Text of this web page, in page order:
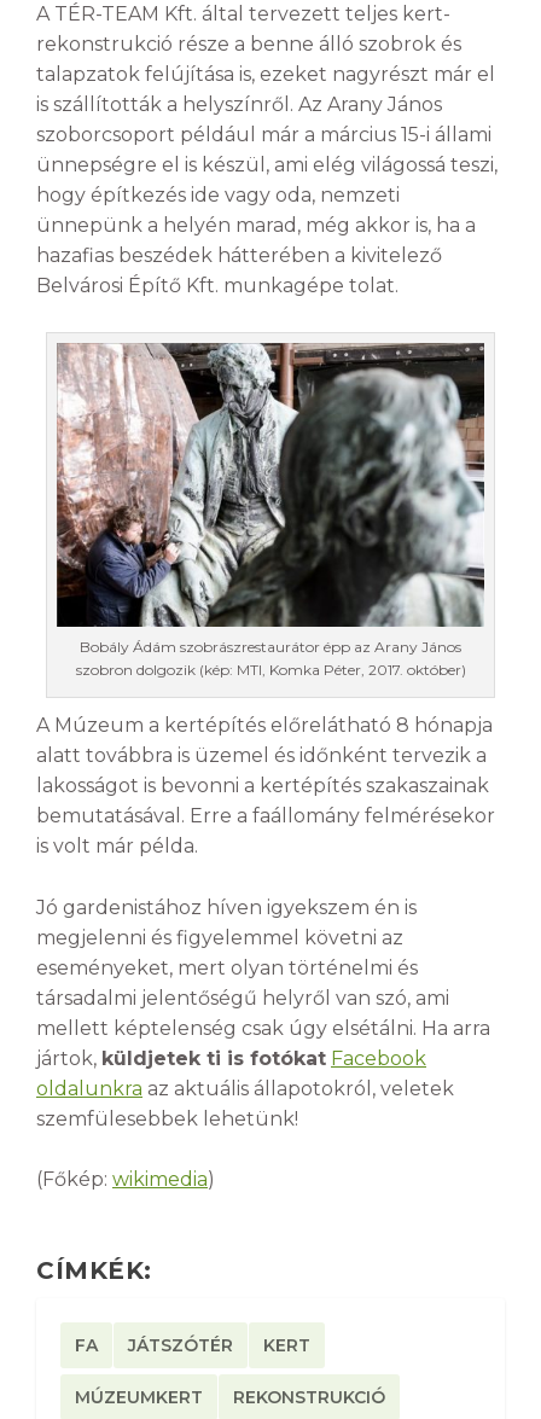
A TÉR-TEAM Kft. által tervezett teljes kert-
rekonstrukció része a benne álló szobrok és
talapzatok felújítása is, ezeket nagyrészt már el
is szállították a helyszínről. Az Arany János
szoborcsoport például már a március 15-i állami
ünnepségre el is készül, ami elég világossá teszi,
hogy építkezés ide vagy oda, nemzeti
ünnepünk a helyén marad, még akkor is, ha a
hazafias beszédek hátterében a kivitelező
Belvárosi Építő Kft. munkagépe tolat.
Bobály Ádám szobrászrestaurátor épp az Arany János
szobron dolgozik (kép: MTI, Komka Péter, 2017. október)
A Múzeum a kertépítés előrelátható 8 hónapja
alatt továbbra is üzemel és időnként tervezik a
lakosságot is bevonni a kertépítés szakaszainak
bemutatásával. Erre a faállomány felmérésekor
is volt már példa.
Jó gardenistához híven igyekszem én is
megjelenni és figyelemmel követni az
eseményeket, mert olyan történelmi és
társadalmi jelentőségű helyről van szó, ami
mellett képtelenség csak úgy elsétálni. Ha arra
jártok, küldjetek ti is fotókat Facebook
oldalunkra az aktuális állapotokról, veletek
szemfülesebbek lehetünk!
(Főkép: wikimedia)
CÍMKÉK:
FA JÁTSZÓTÉR KERT
MÚZEUMKERT REKONSTRUKCIÓ